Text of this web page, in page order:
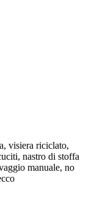
visiera riciclato,
nastro di stoffa
manuale, no